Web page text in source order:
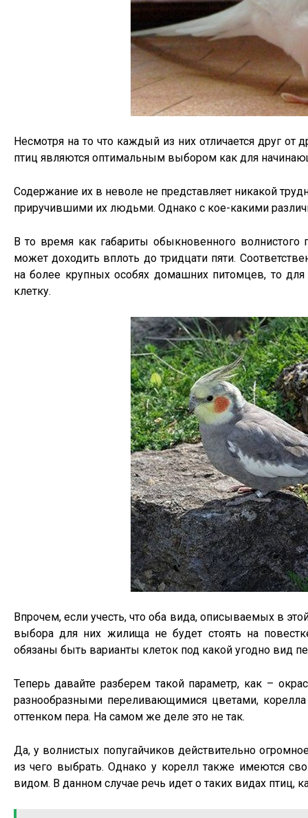
Несмотря на то что каждый из них отличается друг от
птиц являются оптимальным выбором как для
Содержание их в неволе не представляет никакой
приручившими их людьми. Однако с кое-какими
В то время как габариты обыкновенного
может доходить вплоть до тридцати пяти.
на более крупных особях домашних питомцев, то
клетку.
Впрочем, если учесть, что оба вида, описываемых в
выбора для них жилища не будет стоять на
обязаны быть варианты клеток под какой угодно вид
Теперь давайте разберем такой параметр, как –
разнообразными переливающимися цветами,
оттенком пера. На самом же деле это не так.
Да, у волнистых попугайчиков действительно
из чего выбрать. Однако у корелл также имеются
видом. В данном случае речь идет о таких видах птиц,